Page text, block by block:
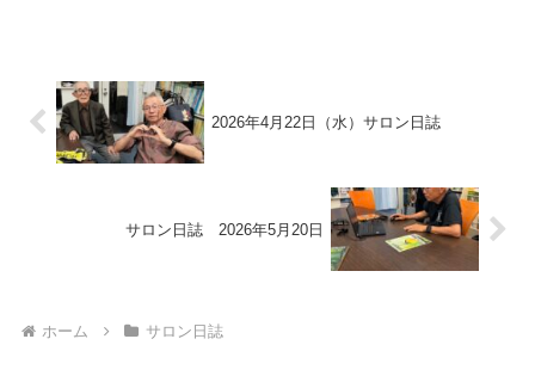
2026年4月22日（水）サロン日誌
サロン日誌 2026年5月20日
ホーム サロン日誌